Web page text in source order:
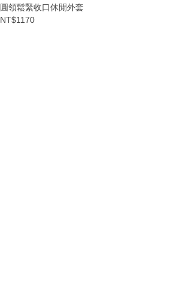
圓領鬆緊收口休閒外套
NT$1170